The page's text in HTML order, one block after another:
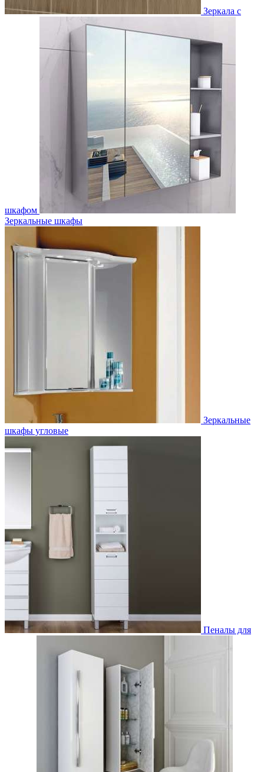
Зеркала с
шкафом
Зеркальные шкафы
Зеркальные
шкафы угловые
Пеналы для